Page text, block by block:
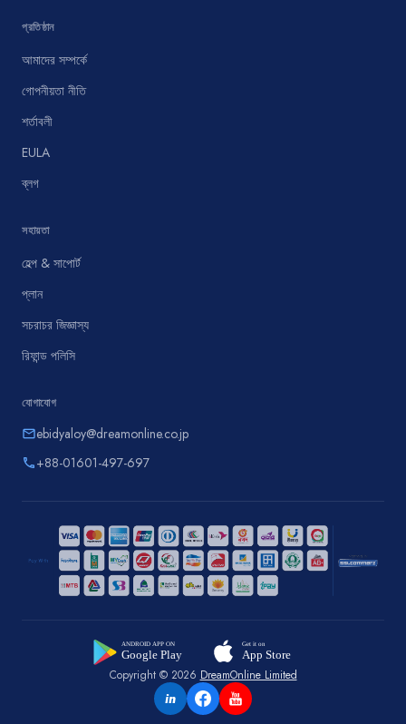
প্রতিষ্ঠান
আমাদের সম্পর্কে
গোপনীয়তা নীতি
শর্তাবলী
EULA
ব্লগ
সহায়তা
হেল্প & সাপোর্ট
প্লান
সচরাচর জিজ্ঞাস্য
রিফান্ড পলিসি
যোগাযোগ
emailebidyaloy@dreamonline.co.jp
phone+88-01601-497-697
Copyright © 2026 DreamOnline Limited
in